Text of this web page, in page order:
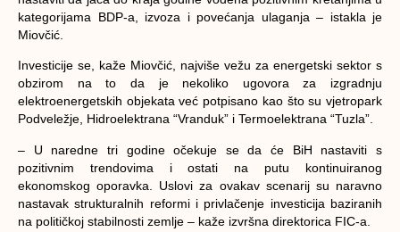
kategorijama BDP-a, izvoza i povećanja ulaganja – istakla je
Miovčić.
Investicije se, kaže Miovčić, najviše vežu za energetski sektor s
obzirom na to da je nekoliko ugovora za izgradnju
elektroenergetskih objekata već potpisano kao što su vjetropark
Podveležje, Hidroelektrana “Vranduk” i Termoelektrana “Tuzla”.
– U naredne tri godine očekuje se da će BiH nastaviti s
pozitivnim trendovima i ostati na putu kontinuiranog
ekonomskog oporavka. Uslovi za ovakav scenarij su naravno
nastavak strukturalnih reformi i privlačenje investicija baziranih
na političkoj stabilnosti zemlje – kaže izvršna direktorica FIC-a.